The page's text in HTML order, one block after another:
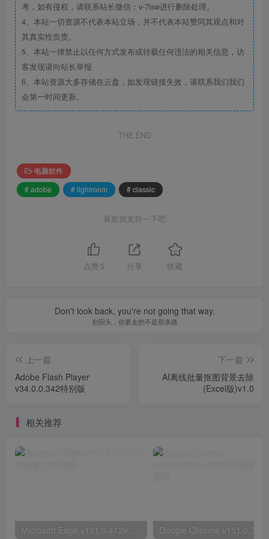
考，如有侵权，请联系站长微信：v-7lsw进行删除处理。
4、本站一切资源不代表本站立场，并不代表本站赞同其观点和对
其真实性负责。
5、本站一律禁止以任何方式发布或转载任何违法的相关信息，访
客发现请向站长举报
6、本站资源大多存储在云盘，如发现链接失效，请联系我们我们
会第一时间更新。
THE END
电脑软件
# adobe
# lightroom # classic
喜欢就支持一下吧
点赞 5 分享 收藏
Don't look back, you're not going that way.
别回头，你要走的不是那条路
上一篇
Adobe Flash Player
v34.0.0.342特别版
下一篇
AI离线批量抠图背景去除
(Excel版)v1.0
相关推荐
Microsoft Edge v151.0.4129.72绿色版